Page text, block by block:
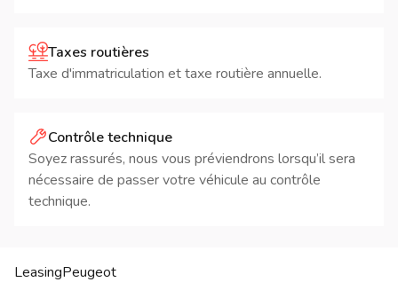
LeasingPeugeot
Taxes routières
Taxe d'immatriculation et taxe routière annuelle.
Contrôle technique
Soyez rassurés, nous vous préviendrons lorsqu’il sera
nécessaire de passer votre véhicule au contrôle
technique.